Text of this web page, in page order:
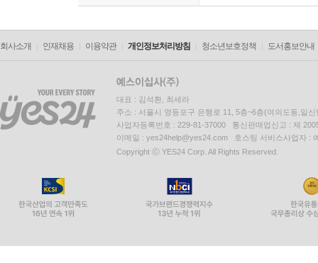
회사소개 인재채용 이용약관 개인정보처리방침 청소년보호정책 도서홍보안내
대표 : 김석환, 최세라
주소 : 서울시 영등포구 은행로 11, 5층~6층(여의도동,일신
사업자등록번호 : 229-81-37000 통신판매업신고 : 제
이메일 : yes24help@yes24.com 호스팅 서비스사업자 :
Copyright ⓒ YES24 Corp. All Rights Reserved.